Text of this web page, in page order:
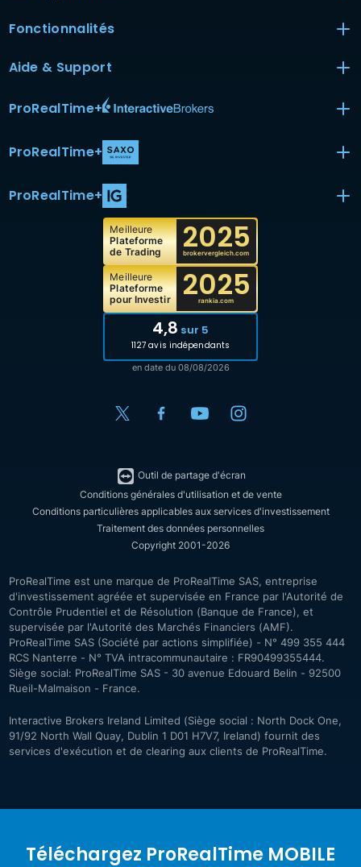
Fonctionnalités
Aide & Support
ProRealTime+
ProRealTime+
ProRealTime+
Meilleure
Plateforme
de Trading
2025
brokervergleich.com
Meilleure
Plateforme
pour Investir
2025
rankia.com
4,8 sur 5
1127 avis indépendants
en date du 08/08/2026
Outil de partage d'écran
Conditions générales d'utilisation et de vente
Conditions particulières applicables aux services d'investissement
Traitement des données personnelles
Copyright 2001-2026
ProRealTime est une marque de ProRealTime SAS, entreprise
d'investissement agréée et supervisée en France par l'Autorité de
Contrôle Prudentiel et de Résolution (Banque de France), et
supervisée par l'Autorité des Marchés Financiers (AMF).
ProRealTime SAS (Société par actions simplifiée) - N° 499 355 444
RCS Nanterre - N° TVA intracommunautaire : FR90499355444.
Siège social: ProRealTime SAS - 30 avenue Edouard Belin - 92500
Rueil-Malmaison - France.
Interactive Brokers Ireland Limited (Siège social : North Dock One,
91/92 North Wall Quay, Dublin 1 D01 H7V7, Ireland) fournit des
services d'exécution et de clearing aux clients de ProRealTime.
Téléchargez ProRealTime MOBILE